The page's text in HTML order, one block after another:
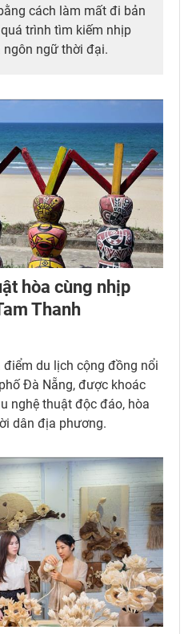
cách làm mất đi bản
trình tìm kiếm nhịp
ngôn ngữ thời đại.
hòa cùng nhịp
Thanh
du lịch cộng đồng nổi
Đà Nẵng, được khoác
nghệ thuật độc đáo, hòa
dân địa phương.